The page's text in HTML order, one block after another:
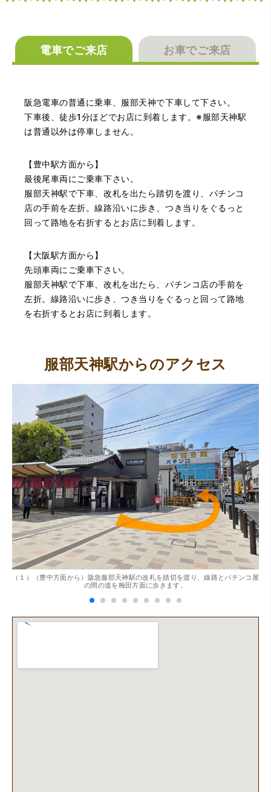
額でした。一旦持ち帰りましたが、良い金額だったので買
取して頂きました。又、機会あれば是非利用したいです。
電車でご来店 お車でご来店
阪急電車の普通に乗車、服部天神で下車して下さい。
下車後、徒歩1分ほどでお店に到着します。※服部天神駅
は普通以外は停車しません。
【豊中駅方面から】
最後尾車両にご乗車下さい。
服部天神駅で下車、改札を出たら踏切を渡り、パチンコ
店の手前を左折。線路沿いに歩き、つき当りをぐるっと
回って路地を右折するとお店に到着します。
【大阪駅方面から】
先頭車両にご乗車下さい。
服部天神駅で下車、改札を出たら、パチンコ店の手前を
左折。線路沿いに歩き、つき当りをぐるっと回って路地
を右折するとお店に到着します。
服部天神駅からのアクセス
（１）（豊中方面から）阪急服部天神駅の改札を踏切を渡り、線路とパチンコ屋
の間の道を梅田方面に歩きます。